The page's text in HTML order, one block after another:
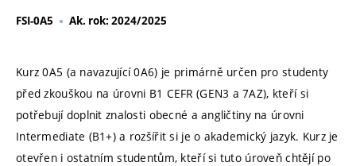
FSI-0A5 Ak. rok: 2024/2025
Kurz 0A5 (a navazující 0A6) je primárně určen pro studenty
před zkouškou na úrovni B1 CEFR (GEN3 a 7AZ), kteří si
potřebují doplnit znalosti obecné a angličtiny na úrovni
Intermediate (B1+) a rozšířit si je o akademický jazyk. Kurz je
otevřen i ostatním studentům, kteří si tuto úroveň chtějí po